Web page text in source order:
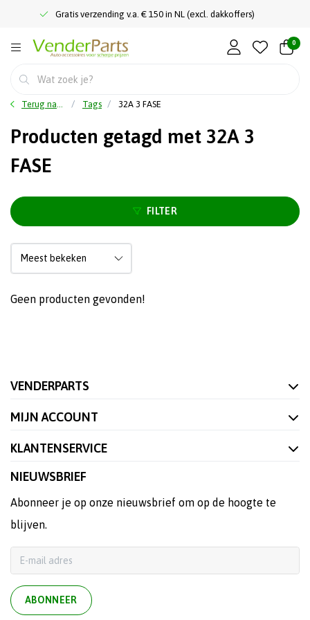
Gratis verzending v.a. € 150 in NL (excl. dakkoffers)
0
Terug naar home Tags 32A 3 FASE
Producten getagd met 32A 3
FASE
FILTER
Geen producten gevonden!
VENDERPARTS
MIJN ACCOUNT
KLANTENSERVICE
NIEUWSBRIEF
Abonneer je op onze nieuwsbrief om op de hoogte te
blijven.
ABONNEER